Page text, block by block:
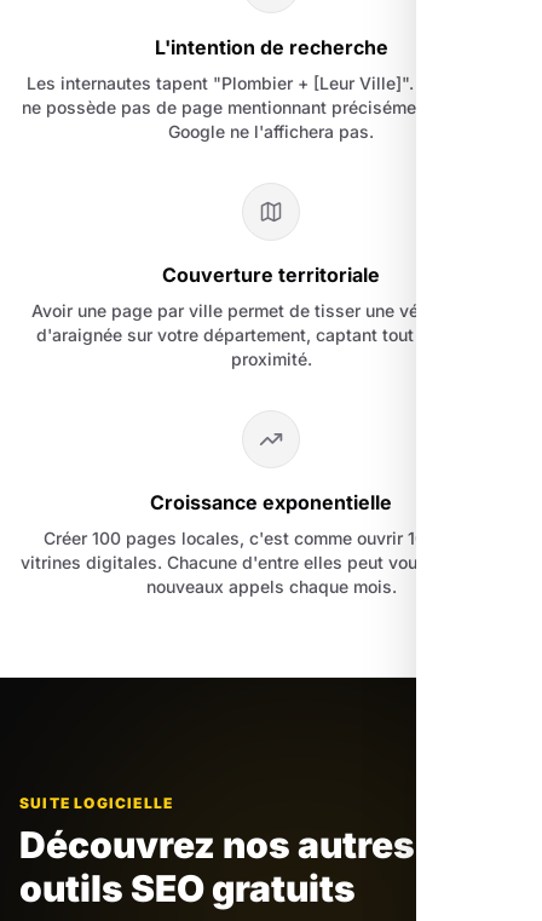
L'intention de recherche
Les internautes tapent "Plombier + [Leur Ville]". Si votre site
ne possède pas de page mentionnant précisément cette ville,
Google ne l'affichera pas.
Couverture territoriale
Avoir une page par ville permet de tisser une véritable toile
d'araignée sur votre département, captant tout le trafic de
proximité.
Croissance exponentielle
Créer 100 pages locales, c'est comme ouvrir 100 petites
vitrines digitales. Chacune d'entre elles peut vous ramener de
nouveaux appels chaque mois.
SUITE LOGICIELLE
Découvrez nos autres
outils SEO gratuits